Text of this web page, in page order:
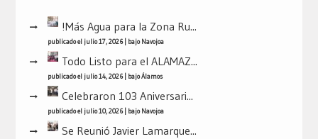
!Más Agua para la Zona Ru...
publicado el julio 17, 2026| bajoNavojoa
Todo Listo para el ALAMAZ...
publicado el julio 14, 2026| bajoÁlamos
Celebraron 103 Aniversari...
publicado el julio 10, 2026| bajoNavojoa
Se Reunió Javier Lamarque...